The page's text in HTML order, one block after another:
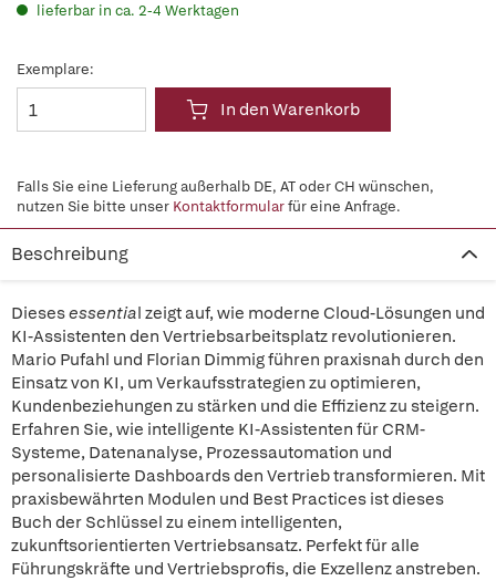
lieferbar in ca. 2-4 Werktagen
Exemplare:
In den Warenkorb
Falls Sie eine Lieferung außerhalb DE, AT oder CH wünschen,
nutzen Sie bitte unser Kontaktformularfür eine Anfrage.
Beschreibung
Diesesessential zeigt auf, wie moderne Cloud-Lösungen und
KI-Assistenten den Vertriebsarbeitsplatz revolutionieren.
Mario Pufahl und Florian Dimmig führen praxisnah durch den
Einsatz von KI, um Verkaufsstrategien zu optimieren,
Kundenbeziehungen zu stärken und die Effizienz zu steigern.
Erfahren Sie, wie intelligente KI-Assistenten für CRM-
Systeme, Datenanalyse, Prozessautomation und
personalisierte Dashboards den Vertrieb transformieren. Mit
praxisbewährten Modulen und Best Practices ist dieses
Buch der Schlüssel zu einem intelligenten,
zukunftsorientierten Vertriebsansatz. Perfekt für alle
Führungskräfte und Vertriebsprofis, die Exzellenz anstreben.